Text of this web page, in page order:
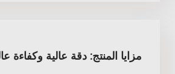
مزايا المنتج: دقة عالية وكفاءة